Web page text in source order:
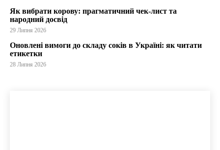
Як вибрати корову: прагматичний чек-лист та
народний досвід
29 Липня 2026
Оновлені вимоги до складу соків в Україні: як читати
етикетки
28 Липня 2026